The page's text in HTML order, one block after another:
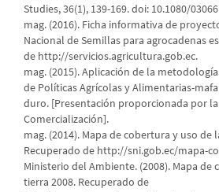
Studies, 36(1), 139-169. doi: 10.1080/
mag. (2016). Ficha informativa de
Nacional de Semillas para agrocadenas
de http://servicios.agricultura.gob.ec.
mag. (2015). Aplicación de la
de Políticas Agrícolas y Alimentarias-
duro. [Presentación proporcionada por
Comercialización].
mag. (2014). Mapa de cobertura y uso de
Recuperado de http://sni.gob.ec/mapa-
Ministerio del Ambiente. (2008). Mapa de
tierra 2008. Recuperado de